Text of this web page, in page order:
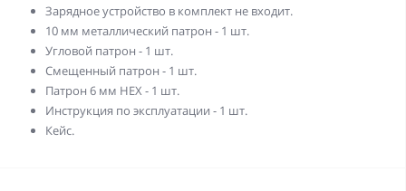
Зарядное устройство в комплект не входит.
10 мм металлический патрон - 1 шт.
Угловой патрон - 1 шт.
Смещенный патрон - 1 шт.
Патрон 6 мм HEX - 1 шт.
Инструкция по эксплуатации - 1 шт.
Кейс.